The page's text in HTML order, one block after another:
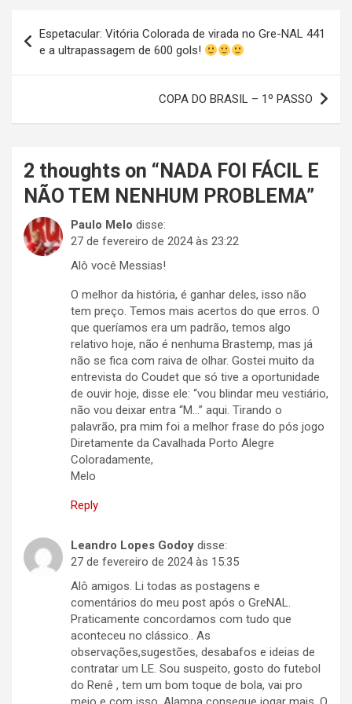
de
Post
Espetacular: Vitória Colorada de virada no Gre-NAL 441
e a ultrapassagem de 600 gols!
COPA DO BRASIL – 1º PASSO
2 thoughts on “ NADA FOI FÁCIL E
NÃO TEM NENHUM PROBLEMA”
Paulo Melo disse:
27 de fevereiro de 2024 às 23:22
Alô você Messias!
O melhor da história, é ganhar deles, isso não
tem preço. Temos mais acertos do que erros. O
que queríamos era um padrão, temos algo
relativo hoje, não é nenhuma Brastemp, mas já
não se fica com raiva de olhar. Gostei muito da
entrevista do Coudet que só tive a oportunidade
de ouvir hoje, disse ele: “vou blindar meu vestiário,
não vou deixar entra “M…” aqui. Tirando o
palavrão, pra mim foi a melhor frase do pós jogo
Diretamente da Cavalhada Porto Alegre
Coloradamente,
Melo
Reply
Leandro Lopes Godoy disse:
27 de fevereiro de 2024 às 15:35
Alô amigos. Li todas as postagens e
comentários do meu post após o GreNAL.
Praticamente concordamos com tudo que
aconteceu no clássico.. As
observações,sugestões, desabafos e ideias de
contratar um LE. Sou suspeito, gosto do futebol
do Renê , tem um bom toque de bola, vai pro